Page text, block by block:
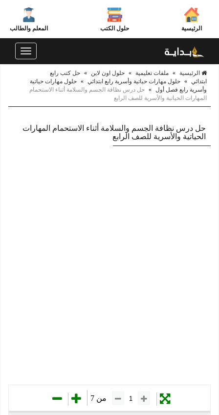
الرئيسية حلول الكتب المعلم والطالب
Toggle
الرئيسية » ملفات تعليمية » حلول اون لاين » حل كتب رابع
ابتدائي » حلول مهارات حياتية وأسرية رابع ابتدائي » حلول مهارات حياتية
وأسرية رابع فصل أول » حل درس نظافة الجسم والسلامة أثناء الاستحمام
المهارات الحياتية والأسرية للصف الرابع
حل درس نظافة الجسم والسلامة أثناء الاستحمام المهارات
الحياتية والأسرية للصف الرابع